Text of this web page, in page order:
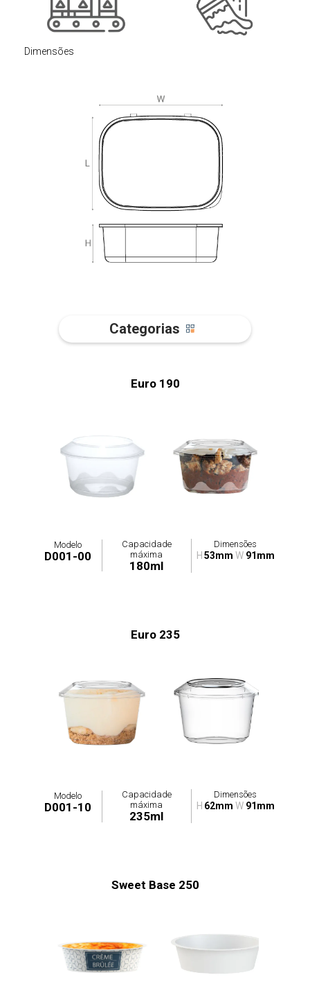
Dimensões
Categorias
Euro 190
Modelo
D001-00
Capacidade
máxima
180ml
Dimensões
H 53mm W 91mm
Euro 235
Modelo
D001-10
Capacidade
máxima
235ml
Dimensões
H 62mm W 91mm
Sweet Base 250